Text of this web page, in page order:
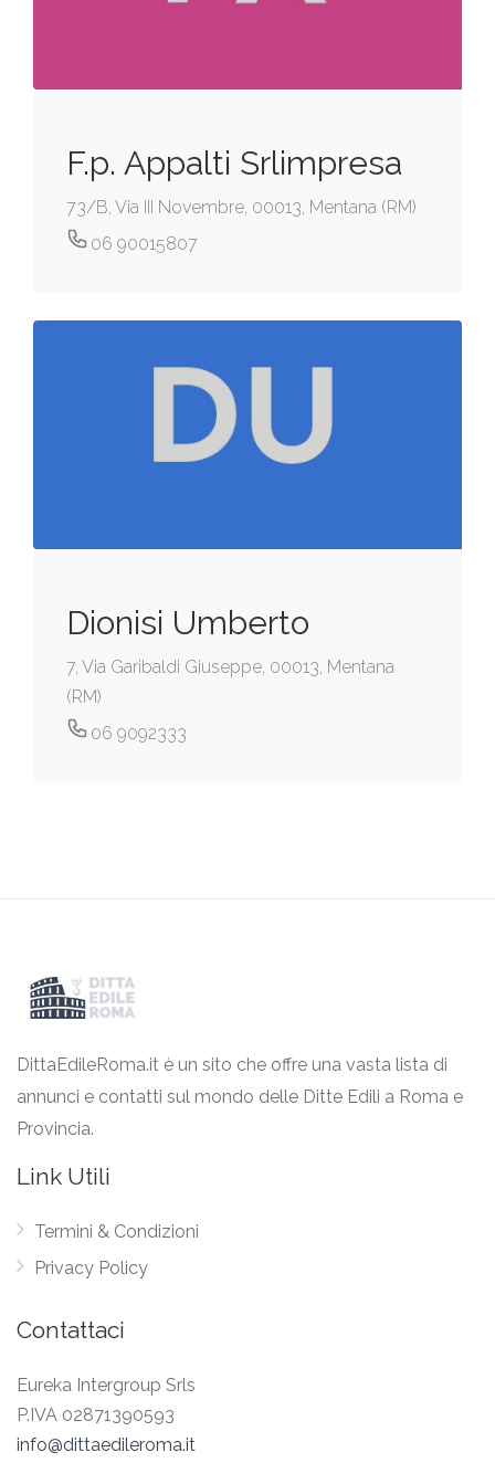
F.p. Appalti Srlimpresa
73/B, Via III Novembre, 00013, Mentana (RM)
06 90015807
Dionisi Umberto
7, Via Garibaldi Giuseppe, 00013, Mentana
(RM)
06 9092333
DittaEdileRoma.it è un sito che offre una vasta lista di
annunci e contatti sul mondo delle Ditte Edili a Roma e
Provincia.
Link Utili
Termini & Condizioni
Privacy Policy
Contattaci
Eureka Intergroup Srls
P.IVA 02871390593
info@dittaedileroma.it